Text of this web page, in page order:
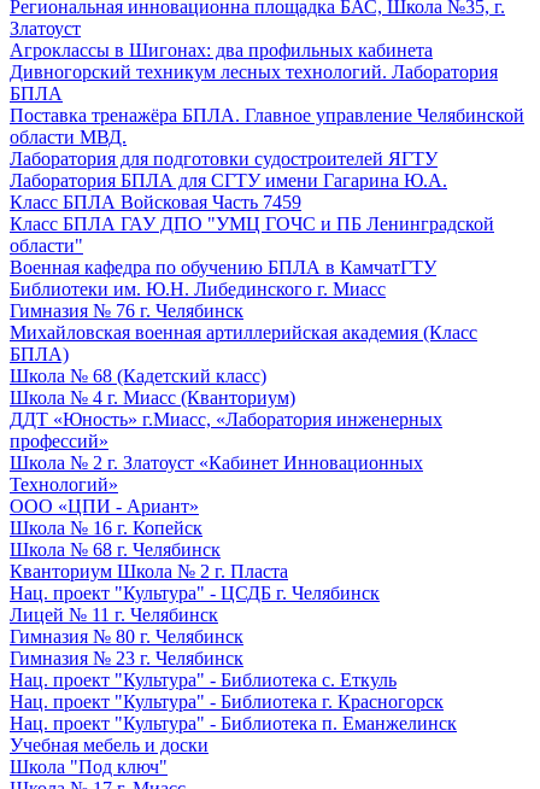
Региональная инновационна площадка БАС, Школа №35, г.
Златоуст
Агроклассы в Шигонах: два профильных кабинета
Дивногорский техникум лесных технологий. Лаборатория
БПЛА
Поставка тренажёра БПЛА. Главное управление Челябинской
области МВД.
Лаборатория для подготовки судостроителей ЯГТУ
Лаборатория БПЛА для СГТУ имени Гагарина Ю.А.
Класс БПЛА Войсковая Часть 7459
Класс БПЛА ГАУ ДПО "УМЦ ГОЧС и ПБ Ленинградской
области"
Военная кафедра по обучению БПЛА в КамчатГТУ
Библиотеки им. Ю.Н. Либединского г. Миасс
Гимназия № 76 г. Челябинск
Михайловская военная артиллерийская академия (Класс
БПЛА)
Школа № 68 (Кадетский класс)
Школа № 4 г. Миасс (Кванториум)
ДДТ «Юность» г.Миасс, «Лаборатория инженерных
профессий»
Школа № 2 г. Златоуст «Кабинет Инновационных
Технологий»
ООО «ЦПИ - Ариант»
Школа № 16 г. Копейск
Школа № 68 г. Челябинск
Кванториум Школа № 2 г. Пласта
Нац. проект "Культура" - ЦСДБ г. Челябинск
Лицей № 11 г. Челябинск
Гимназия № 80 г. Челябинск
Гимназия № 23 г. Челябинск
Нац. проект "Культура" - Библиотека с. Еткуль
Нац. проект "Культура" - Библиотека г. Красногорск
Нац. проект "Культура" - Библиотека п. Еманжелинск
Учебная мебель и доски
Школа "Под ключ"